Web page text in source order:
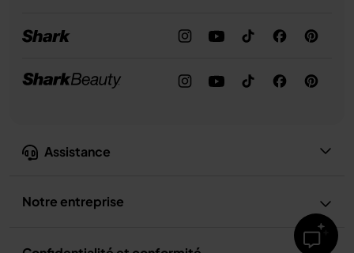
Assistance
Notre entreprise